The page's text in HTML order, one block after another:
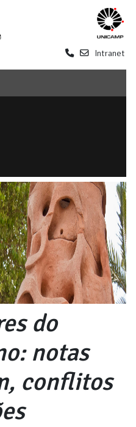
Intranet
do
notas
conflitos